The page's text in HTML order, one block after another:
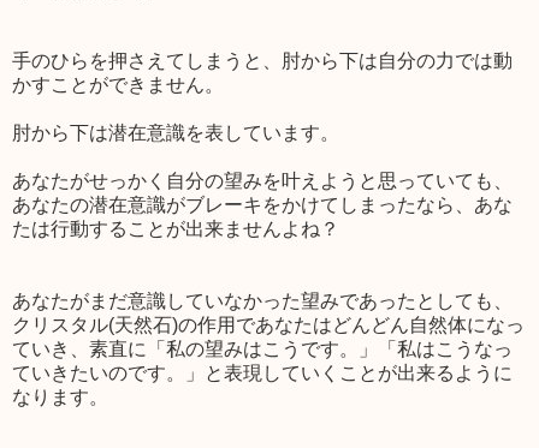
手のひらを押さえてしまうと、肘から下は自分の力では動
かすことができません。
肘から下は潜在意識を表しています。
あなたがせっかく自分の望みを叶えようと思っていても、
あなたの潜在意識がブレーキをかけてしまったなら、あな
たは行動することが出来ませんよね？
あなたがまだ意識していなかった望みであったとしても、
クリスタル(天然石)の作用であなたはどんどん自然体になっ
ていき、素直に「私の望みはこうです。」「私はこうなっ
ていきたいのです。」と表現していくことが出来るように
なります。